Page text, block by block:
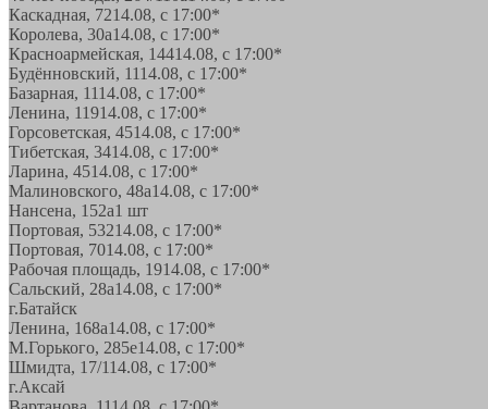
Каскадная, 7214.08, с 17:00*
Королева, 30а14.08, с 17:00*
Красноармейская, 14414.08, с 17:00*
Будённовский, 1114.08, с 17:00*
Базарная, 1114.08, с 17:00*
Ленина, 11914.08, с 17:00*
Горсоветская, 4514.08, с 17:00*
Тибетская, 3414.08, с 17:00*
Ларина, 4514.08, с 17:00*
Малиновского, 48а14.08, с 17:00*
Нансена, 152а1 шт
Портовая, 53214.08, с 17:00*
Портовая, 7014.08, с 17:00*
Рабочая площадь, 1914.08, с 17:00*
Сальский, 28a14.08, с 17:00*
г.Батайск
Ленина, 168а14.08, с 17:00*
М.Горького, 285е14.08, с 17:00*
Шмидта, 17/114.08, с 17:00*
г.Аксай